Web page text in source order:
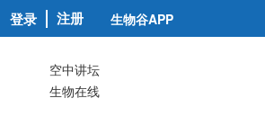
登录 注册 生物谷APP
空中讲坛
生物在线